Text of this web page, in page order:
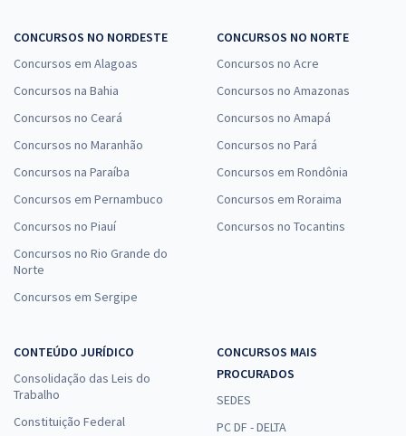
CONCURSOS NO NORDESTE
Concursos em Alagoas
Concursos na Bahia
Concursos no Ceará
Concursos no Maranhão
Concursos na Paraíba
Concursos em Pernambuco
Concursos no Piauí
Concursos no Rio Grande do
Norte
Concursos em Sergipe
CONCURSOS NO NORTE
Concursos no Acre
Concursos no Amazonas
Concursos no Amapá
Concursos no Pará
Concursos em Rondônia
Concursos em Roraima
Concursos no Tocantins
CONTEÚDO JURÍDICO
Consolidação das Leis do
Trabalho
Constituição Federal
CONCURSOS MAIS
PROCURADOS
SEDES
PC DF - DELTA